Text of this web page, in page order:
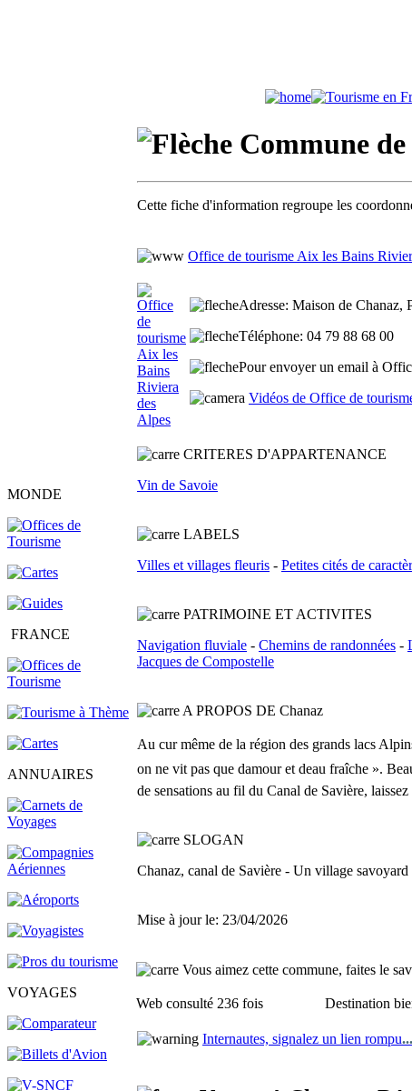
MONDE
FRANCE
ANNUAIRES
VOYAGES
Commune
Cette fiche d'information regroupe les
Office de tourisme Aix les Bains
Adresse: Maison de Chanaz,
Téléphone: 04 79 88 68 00
Pour envoyer un email à
Vidéos de Office de
CRITERES D'APPARTENANCE
Vin de Savoie
LABELS
Villes et villages fleuris - Petites cités de
PATRIMOINE ET ACTIVITES
Navigation fluviale - Chemins de randonnées -
Jacques de Compostelle
A PROPOS DE Chanaz
Au cur même de la région des grands lacs
on ne vit pas que damour et deau fraîche ».
de sensations au fil du Canal de Savière,
SLOGAN
Chanaz, canal de Savière - Un village
Mise à jour le: 23/04/2026
Vous aimez cette commune, faites le
Web consulté 236 fois Destination
Internautes, signalez un lien rompu...